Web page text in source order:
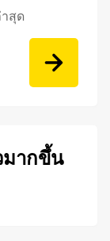
สุด
มากขึ้น